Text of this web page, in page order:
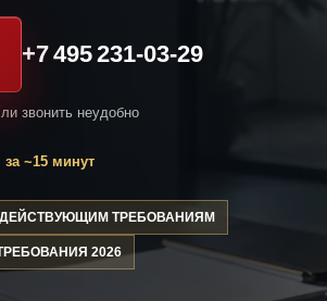
+7 495 231-03-29
звонить неудобно
~15 минут
ДЕЙСТВУЮЩИМ ТРЕБОВАНИЯМ
2026